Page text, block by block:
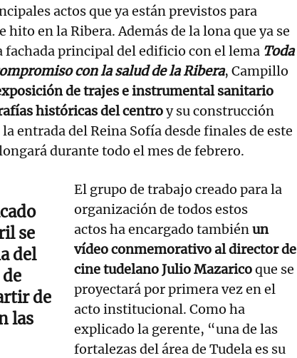
actos que ya están previstos para
hito en la Ribera. Además de la lona que ya se
fachada principal del edificio con el lema Toda
con la salud de la Ribera, Campillo
de trajes e instrumental sanitario
históricas del centroy su construcción
entrada del Reina Sofía desde finales de este
durante todo el mes de febrero.
se
del
de
las
El grupo de trabajo creado para la
organización de todos estos
actos ha encargado tambiénun
vídeo conmemorativo al director de
cine tudelano Julio Mazaricoque se
proyectará por primera vez en el
acto institucional. Como ha
explicado la gerente, “una de las
fortalezas del área de Tudela es su